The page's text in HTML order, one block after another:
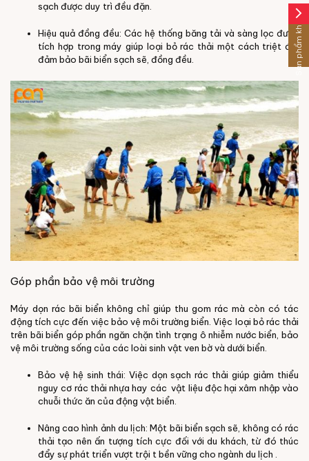
sạch được duy trì đều đặn.
Hiệu quả đồng đều: Các hệ thống băng tải và sàng lọc được
tích hợp trong máy giúp loại bỏ rác thải một cách triệt để,
đảm bảo bãi biển sạch sẽ, đồng đều.
Góp phần bảo vệ môi trường
Máy dọn rác bãi biển không chỉ giúp thu gom rác mà còn có tác
động tích cực đến việc bảo vệ môi trường biển. Việc loại bỏ rác thải
trên bãi biển góp phần ngăn chặn tình trạng ô nhiễm nước biển, bảo
vệ môi trường sống của các loài sinh vật ven bờ và dưới biển.
Bảo vệ hệ sinh thái: Việc dọn sạch rác thải giúp giảm thiểu
nguy cơ rác thải nhựa hay các vật liệu độc hại xâm nhập vào
chuỗi thức ăn của động vật biển.
Nâng cao hình ảnh du lịch: Một bãi biển sạch sẽ, không có rác
thải tạo nên ấn tượng tích cực đối với du khách, từ đó thúc
đẩy sự phát triển vượt trội t bền vững cho ngành du lịch .
arrow_forward_ios
Sản phẩm khác